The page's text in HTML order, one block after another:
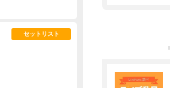
セットリスト